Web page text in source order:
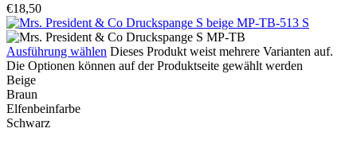
€18,50
Ausführung wählen Dieses Produkt weist mehrere Varianten auf.
Die Optionen können auf der Produktseite gewählt werden
Beige
Braun
Elfenbeinfarbe
Schwarz